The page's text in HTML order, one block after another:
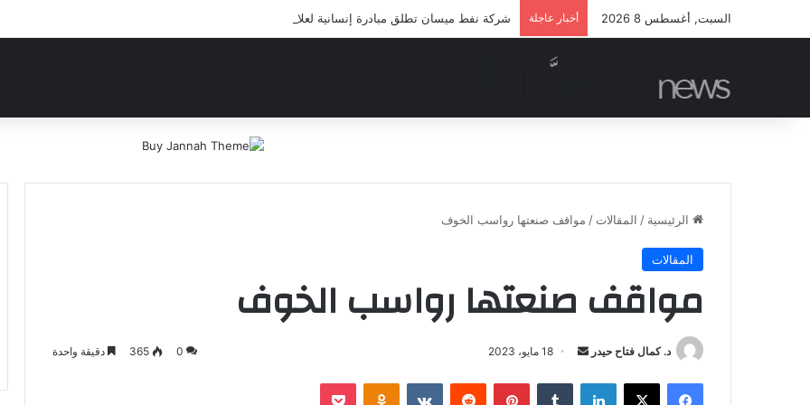
السبت, أغسطس 8 2026 أخبار عاجلة شركة نفط ميسان تطلق مبادرة إنسانية لعلاج أيتام مدرسة كافل اليتيم
الرئيسية / المقالات / مواقف صنعتها رواسب الخوف
المقالات
مواقف صنعتها رواسب الخوف
د. كمال فتاح حيدر
أرسل
إلكترونيا
18 مايو، 2023 0
365 دقيقة واحدة
فيسبوك ‫X لينكدإن بينتيريست Odnoklassniki
‫Pocket